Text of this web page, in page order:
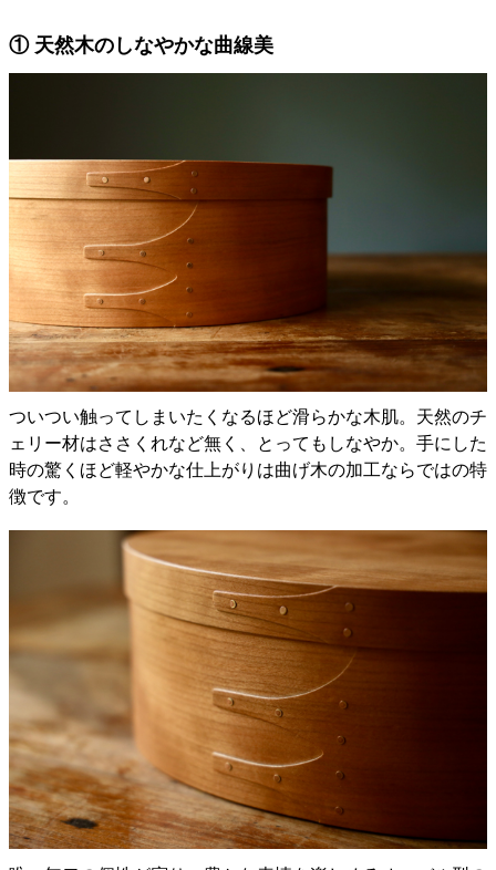
① 天然木のしなやかな曲線美
ついつい触ってしまいたくなるほど滑らかな木肌。天然のチ
ェリー材はささくれなど無く、とってもしなやか。手にした
時の驚くほど軽やかな仕上がりは曲げ木の加工ならではの特
徴です。